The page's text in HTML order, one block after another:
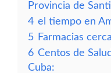
Provincia de
4 el tiempo en
5 Farmacias
6 Centos de
Cuba: